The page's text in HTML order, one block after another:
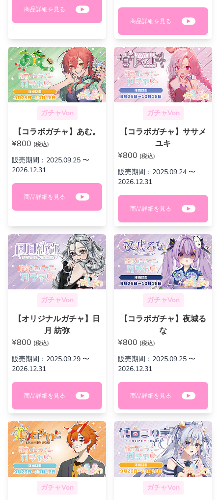
商品詳細を見る
商品詳細を見る
ガチャVon
【コラボガチャ】あむ。
¥800 (税込)
販売期間：2025.09.25 〜
2026.12.31
商品詳細を見る
ガチャVon
【コラボガチャ】ササメ
ユキ
¥800 (税込)
販売期間：2025.09.24 〜
2026.12.31
商品詳細を見る
ガチャVon
【オリジナルガチャ】日
月 紡弥
¥800 (税込)
販売期間：2025.09.29 〜
2026.12.31
商品詳細を見る
ガチャVon
【コラボガチャ】夜城る
な
¥800 (税込)
販売期間：2025.09.25 〜
2026.12.31
商品詳細を見る
ガチャVon ガチャVon